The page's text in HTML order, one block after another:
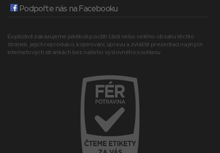
Podpořte nás na Facebooku
Explicitně zakazujeme jakékoli použití části nebo celého obsahu těchto
stránek, jejich reprodukci, kopírování, úpravu a zvláště prezentaci na jiných
internetových stránkách bez našeho výslovného souhlasu.